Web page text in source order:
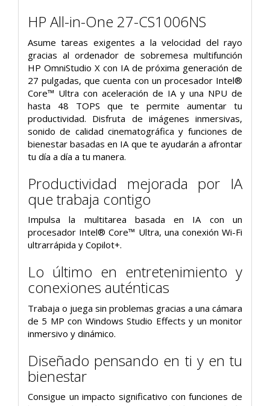
HP All-in-One 27-CS1006NS
Asume tareas exigentes a la velocidad del rayo
gracias al ordenador de sobremesa multifunción
HP OmniStudio X con IA de próxima generación de
27 pulgadas, que cuenta con un procesador Intel®
Core™ Ultra con aceleración de IA y una NPU de
hasta 48 TOPS que te permite aumentar tu
productividad. Disfruta de imágenes inmersivas,
sonido de calidad cinematográfica y funciones de
bienestar basadas en IA que te ayudarán a afrontar
tu día a día a tu manera.
Productividad mejorada por IA
que trabaja contigo
Impulsa la multitarea basada en IA con un
procesador Intel® Core™ Ultra, una conexión Wi-Fi
ultrarrápida y Copilot+.
Lo último en entretenimiento y
conexiones auténticas
Trabaja o juega sin problemas gracias a una cámara
de 5 MP con Windows Studio Effects y un monitor
inmersivo y dinámico.
Diseñado pensando en ti y en tu
bienestar
Consigue un impacto significativo con funciones de